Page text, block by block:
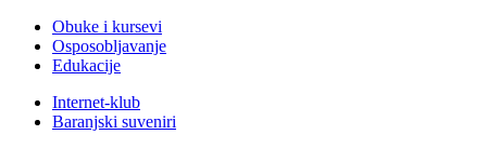
Obuke i kursevi
Osposobljavanje
Edukacije
Internet-klub
Baranjski suveniri